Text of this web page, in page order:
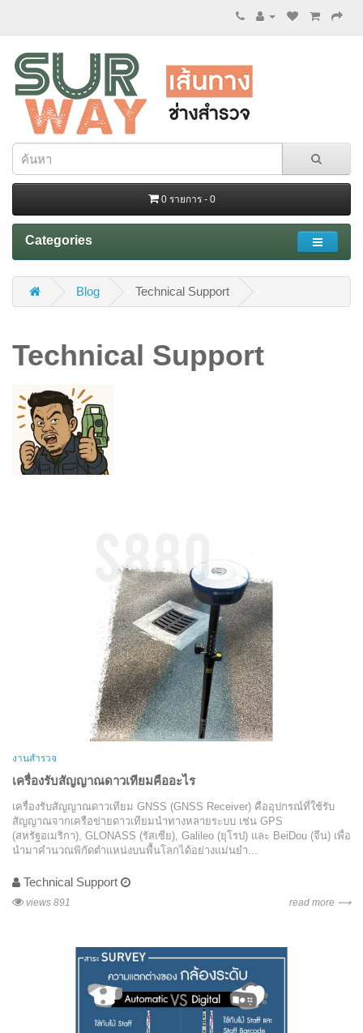
0 รายการ - 0
Categories
Blog Technical Support
Technical Support
งานสำรวจ
เครื่องรับสัญญาณดาวเทียมคืออะไร
เครื่องรับสัญญาณดาวเทียม GNSS (GNSS Receiver) คืออุปกรณ์ที่ใช้รับ
สัญญาณจากเครือข่ายดาวเทียมนำทางหลายระบบ เช่น GPS
(สหรัฐอเมริกา), GLONASS (รัสเซีย), Galileo (ยุโรป) และ BeiDou (จีน) เพื่อ
นำมาคำนวณพิกัดตำแหน่งบนพื้นโลกได้อย่างแม่นยำ...
Technical Support
views 891 read more ⟶